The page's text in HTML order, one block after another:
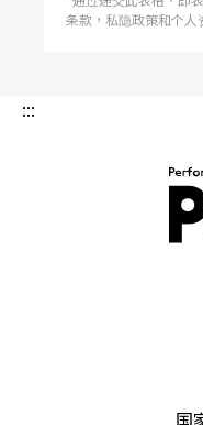
努力开发，小小的
努力提出新的主题
是我们对「四流巨
迥异于一般「提升
因为，我们真的一
条款，私隐政策和个人
:::
国